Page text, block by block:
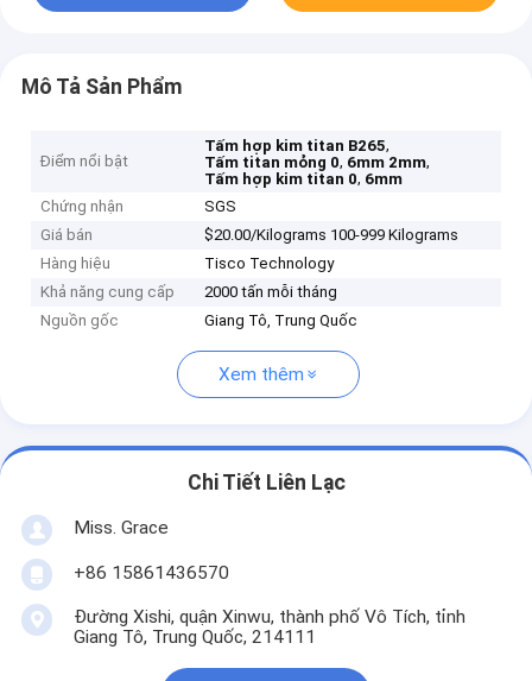
Mô Tả Sản Phẩm
Điểm nổi bật
Tấm hợp kim titan B265,
Tấm titan mỏng 0, 6mm 2mm,
Tấm hợp kim titan 0, 6mm
Chứng nhận
SGS
Giá bán
$20.00/Kilograms 100-999 Kilograms
Hàng hiệu
Tisco Technology
Khả năng cung cấp
2000 tấn mỗi tháng
Nguồn gốc
Giang Tô, Trung Quốc
Xem thêm
Chi Tiết Liên Lạc
Miss. Grace
+86 15861436570
Đường Xishi, quận Xinwu, thành phố Vô Tích, tỉnh
Giang Tô, Trung Quốc, 214111